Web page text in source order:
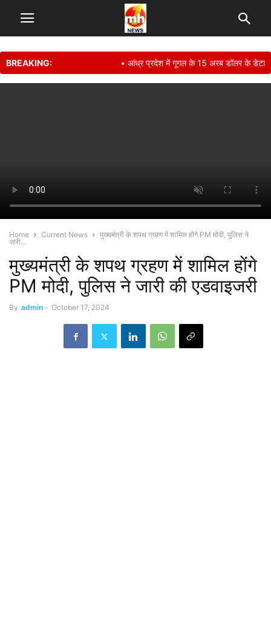
BREAKING: • आंध्र प्रदेश में गूगल के 15 अरब डॉलर के डेटा सेंटर
Home Current News
मुख्यमंत्री के शपथ ग्रहण में शामिल होंगे PM मोदी, पुलिस ने
जारी...
मुख्यमंत्री के शपथ ग्रहण में शामिल होंगे
PM मोदी, पुलिस ने जारी की एडवाइजरी
By admin - October 17, 2024